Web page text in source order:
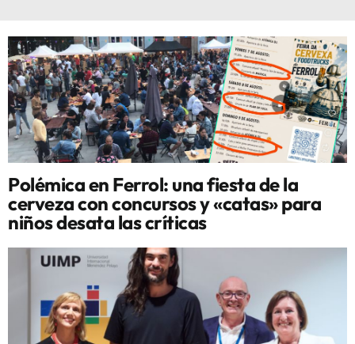
Polémica en Ferrol: una fiesta de la
cerveza con concursos y «catas» para
niños desata las críticas